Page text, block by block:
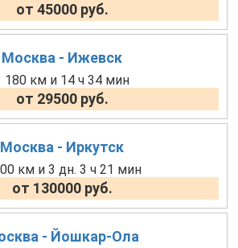
от 45000 руб.
Москва - Ижевск
180 км и 14 ч 34 мин
от 29500 руб.
Москва - Иркутск
км и 3 дн. 3 ч 21 мин
от 130000 руб.
- Йошкар-Ола